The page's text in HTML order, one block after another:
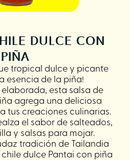
DULCE CON
PIÑA
tropical dulce y picante
esencia de la piña!
esta salsa de
agrega una deliciosa
tus creaciones culinarias.
el sabor de salteados,
y salsas para mojar.
tradición de Tailandia
dulce Pantai con piña